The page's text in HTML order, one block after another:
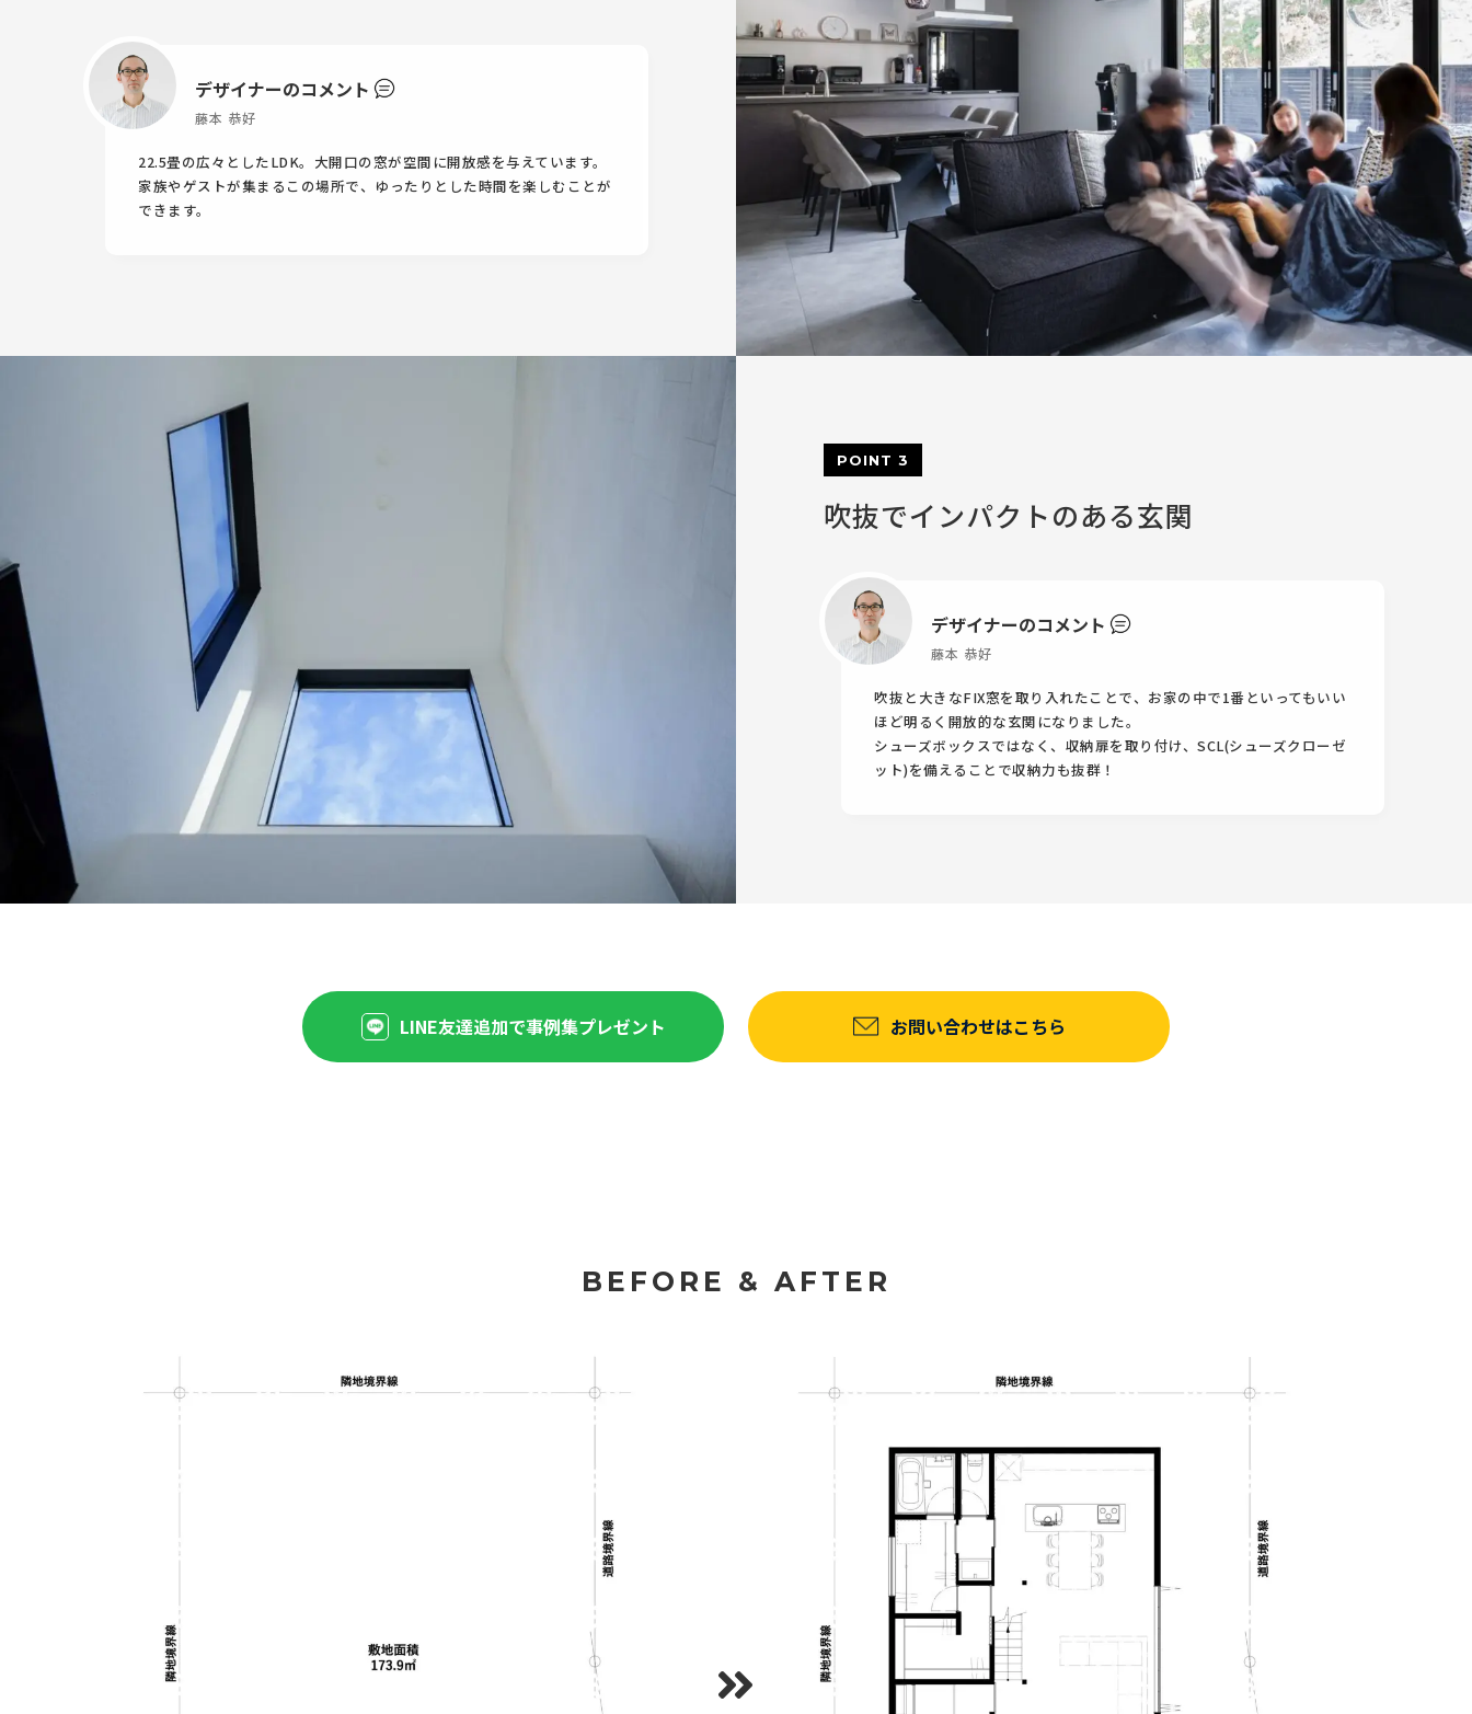
デザイナーのコメント
藤本 恭好
22.5畳の広々としたLDK。大開口の窓が空間に開放感を与えています。
家族やゲストが集まるこの場所で、ゆったりとした時間を楽しむことが
できます。
POINT 3
吹抜でインパクトのある玄関
デザイナーのコメント
藤本 恭好
吹抜と大きなFIX窓を取り入れたことで、お家の中で1番といってもいい
ほど明るく開放的な玄関になりました。
シューズボックスではなく、収納扉を取り付け、SCL(シューズクローゼ
ット)を備えることで収納力も抜群！
LINE友達追加で事例集プレゼント お問い合わせはこちら
BEFORE & AFTER